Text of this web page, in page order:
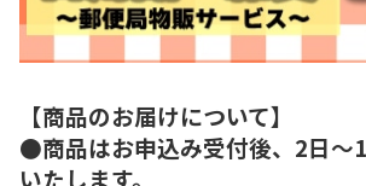
【商品のお届けについて】
●商品はお申込み受付後、2日～
いたします。